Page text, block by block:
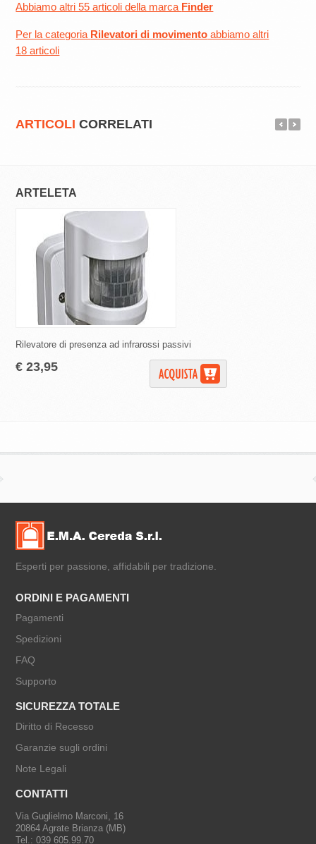
Abbiamo altri 55 articoli della marca Finder
Per la categoria Rilevatori di movimento abbiamo altri
18 articoli
ARTICOLI CORRELATI
ARTELETA
Rilevatore di presenza ad infrarossi passivi
€ 23,95
Esperti per passione, affidabili per tradizione.
ORDINI E PAGAMENTI
Pagamenti
Spedizioni
FAQ
Supporto
SICUREZZA TOTALE
Diritto di Recesso
Garanzie sugli ordini
Note Legali
CONTATTI
Via Guglielmo Marconi, 16
20864 Agrate Brianza (MB)
Tel.: 039 605.99.70